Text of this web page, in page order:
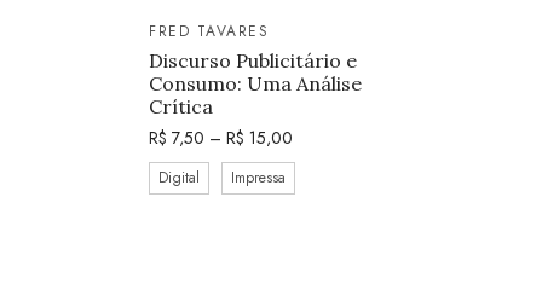
FRED TAVARES
Discurso Publicitário e
Consumo: Uma Análise
Crítica
R$ 7,50 – R$ 15,00
Digital Impressa